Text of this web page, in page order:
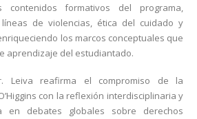
contenidos formativos del programa,
de violencias, ética del cuidado y
los marcos conceptuales que
aprendizaje del estudiantado.
Leiva reafirma el compromiso de la
con la reflexión interdisciplinaria y
en debates globales sobre derechos